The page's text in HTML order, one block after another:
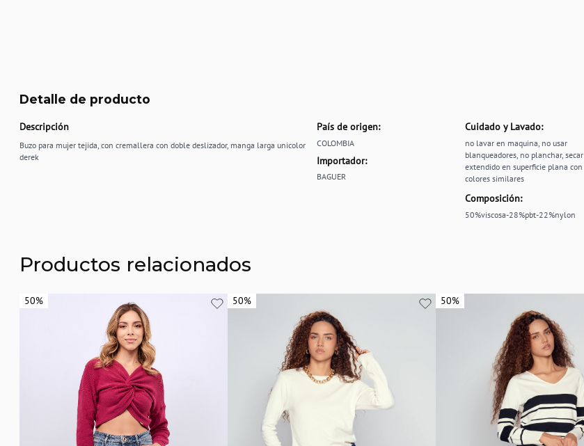
Detalle de producto
Descripción
Buzo para mujer tejida, con cremallera con doble deslizador, manga larga unicolor
derek
País de origen:
COLOMBIA
Importador:
BAGUER
Cuidado y Lavado:
no lavar en maquina, no usar
blanqueadores, no planchar, secar
extendido en superficie plana con
colores similares
Composición:
50%viscosa-28%pbt-22%nylon
Productos relacionados
50%
50% 50%
50% 50%
50%